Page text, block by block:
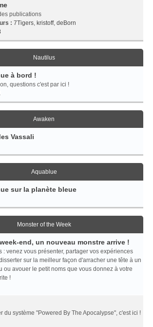
publications
: 7Tigers, kristoff, deBorn
Nautilus
à bord !
questions c'est par ici !
Awaken
Vassali
Aquablue
sur la planète bleue
Monster of the Week
end, un nouveau monstre arrive !
: venez vous présenter, partager vos expériences
sur la meilleur façon d'arracher une tête à un
ou avouer le petit noms que vous donnez à votre
!
du système "Powered By The Apocalypse", c'est ici !